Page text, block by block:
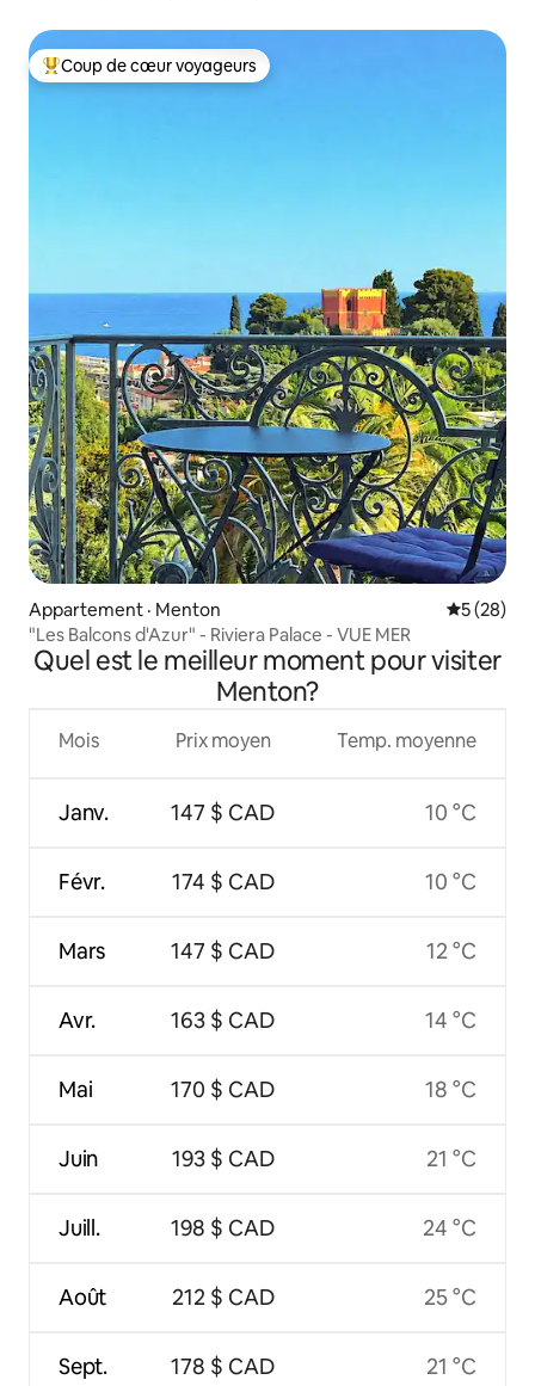
Coup de cœur voyageurs parmi les plus aimés
Coup de cœur voyageurs
Appartement · Menton Note
5 (28)
"Les Balcons d'Azur" - Riviera Palace - VUE MER
Quel est le meilleur moment pour visiter
Menton?
Mois
Janv.
Févr.
Mars
Avr.
Mai
Juin
Juill.
Août
Sept.
Prix moyen
147 $ CAD
174 $ CAD
147 $ CAD
163 $ CAD
170 $ CAD
193 $ CAD
198 $ CAD
212 $ CAD
178 $ CAD
Temp. moyenne
10 °C
10 °C
12 °C
14 °C
18 °C
21 °C
24 °C
25 °C
21 °C